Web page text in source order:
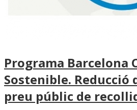
Programa Barcelona
Sostenible. Reducció
preu públic de